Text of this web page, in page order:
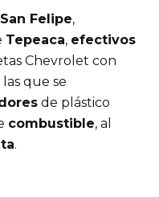
Felipe,
Tepeaca, efectivos
Chevrolet con
las que se
de plástico
combustible, al
.